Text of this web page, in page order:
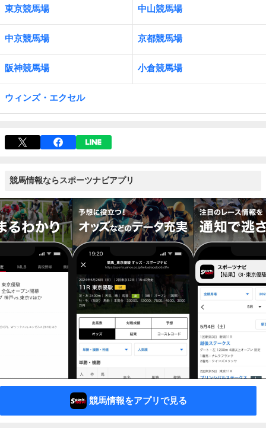
東京競馬場 中山競馬場
中京競馬場 京都競馬場
阪神競馬場 小倉競馬場
ウィンズ・エクセル
競馬情報ならスポーツナビアプリ
競馬情報をアプリで見る